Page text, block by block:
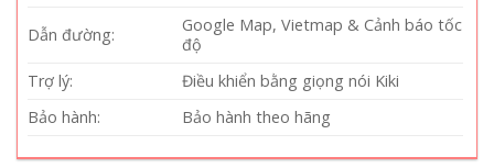
Dẫn đường:
Google Map, Vietmap & Cảnh báo tốc
độ
Trợ lý:
Điều khiển bằng giọng nói Kiki
Bảo hành:
Bảo hành theo hãng